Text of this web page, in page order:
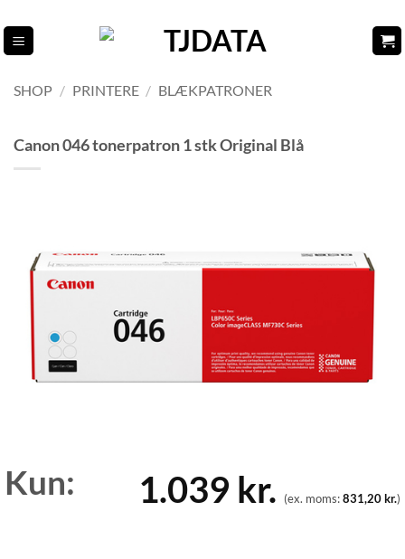
til
indhold
SHOP / PRINTERE / BLÆKPATRONER
Canon 046 tonerpatron 1 stk Original Blå
Kun: 1.039 kr. (ex. moms:831,20kr.)